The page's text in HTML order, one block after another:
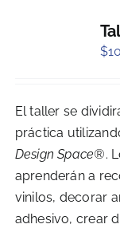
$
El taller se
práctica
Design Space®.
aprenderán a
vinilos, decorar
adhesivo, crear